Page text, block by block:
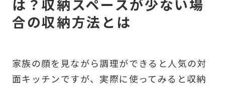
は？収納スペースが少ない場
合の収納方法とは
家族の顔を見ながら調理ができると人気の対
面キッチンですが、実際に使ってみると収納